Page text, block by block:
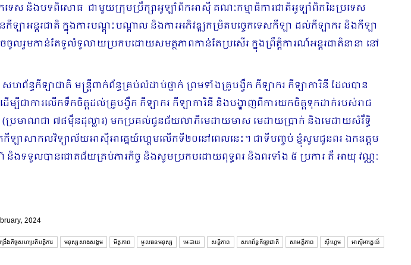
កទេស និងបទពិសោធ ជាមួយក្រុមប្រឹក្សាអូឡាំពិកអាស៊ី គណៈកម្មាធិការជាតិអូឡាំពិកនៃប្រទេស
ាអន្តរជាតិ ក្នុងការបណ្តុះបណ្តាល និងការអភិវឌ្ឍកម្រិតបច្ចេកទេសកីឡា ដល់កីឡាករ និងកីឡា
ចូលរួមកាន់តែទូលំទូលាយប្រកបដោយសមត្ថភាពកាន់តែប្រសើរ ក្នុងព្រឹត្តិការណ៍អន្តរជាតិនានា នៅ
ធកីឡាជាតិ មន្ត្រីពាក់ព័ន្ធគ្រប់លំដាប់ថ្នាក់ ព្រមទាំងគ្រូបង្វឹក កីឡាករ កីឡាការិនី ដែលបាន
បីជាការលើកទឹកចិត្តដល់គ្រូបង្វឹក កីឡាករ កីឡាការិនី និងបង្ហាញពីការយកចិត្តទុកដាក់របស់រាជ
(ប្រមាណជា ៧៨ម៉ឹនដុល្លារ) មកប្រគល់ជូនជ័យលាភីមេដាយមាស មេដាយប្រាក់ និងមេដាយសំរឹទ្ធិ
សាកលវិទ្យាល័យអាស៊ីអាគ្នេយ៍ហ្គេមលើកទី២០នៅពេលនេះ។ ជាទីបញ្ចប់ ខ្ញុំសូមជូនពរ ឯកឧត្តម
ទទួលបានជោគជ័យគ្រប់ភារកិច្ច និងសូមប្រកបដោយពុទ្ធពរ និងពរទាំង ៥ ប្រការ គឺ ឤយុ វណ្ណៈ
2024
ង្រឹងកិច្ចសហប្រតិបត្តិការ មនុស្សសាងសង្គម មិត្តភាព មូលធនមនុស្ស មេដាយ សន្តិភាព សហព័ន្ធកីឡាជាតិ សាមគ្គីភាព ស៊ីហ្គេម អាស៊ីអាគ្នេយ៍